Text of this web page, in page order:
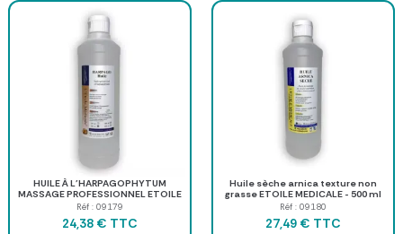
HUILE À L'HARPAGOPHYTUM
MASSAGE PROFESSIONNEL ETOILE
MEDICALE - 500 ml
Réf : 09179
24,38 € TTC
Huile sèche arnica texture non
grasse ETOILE MEDICALE - 500 ml
Réf : 09180
27,49 € TTC